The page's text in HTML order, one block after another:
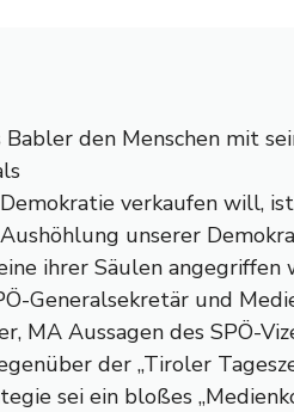
Babler den Menschen mit
verkaufen will,
unserer
ihrer Säulen angegriffen
Generalsekretär und
MA Aussagen des SPÖ-
der „Tiroler
sei ein bloßes